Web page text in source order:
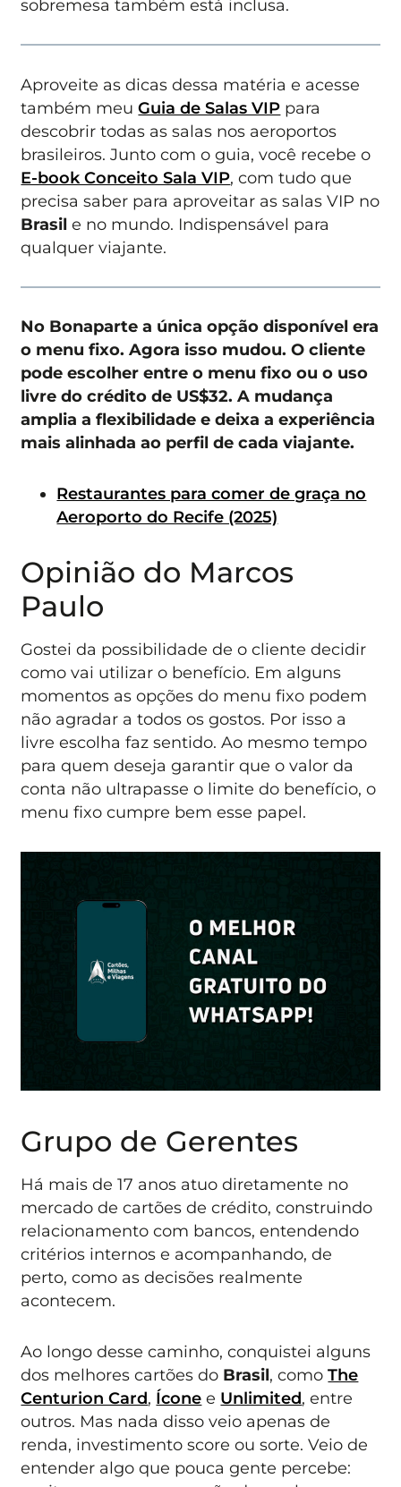
sobremesa também está inclusa.
Aproveite as dicas dessa matéria e acesse
também meuGuia de Salas VIP para
descobrir todas as salas nos aeroportos
brasileiros. Junto com o guia, você recebe o
E-book Conceito Sala VIP, com tudo que
precisa saber para aproveitar as salas VIP no
Brasil e no mundo. Indispensável para
qualquer viajante.
No Bonaparte a única opção disponível era
o menu fixo. Agora isso mudou. O cliente
pode escolher entre o menu fixo ou o uso
livre do crédito de US$32. A mudança
amplia a flexibilidade e deixa a experiência
mais alinhada ao perfil de cada viajante.
Restaurantes para comer de graça no
Aeroporto do Recife (2025)
Opinião do Marcos
Paulo
Gostei da possibilidade de o cliente decidir
como vai utilizar o benefício. Em alguns
momentos as opções do menu fixo podem
não agradar a todos os gostos. Por isso a
livre escolha faz sentido. Ao mesmo tempo
para quem deseja garantir que o valor da
conta não ultrapasse o limite do benefício, o
menu fixo cumpre bem esse papel.
Grupo de Gerentes
Há mais de 17 anos atuo diretamente no
mercado de cartões de crédito, construindo
relacionamento com bancos, entendendo
critérios internos e acompanhando, de
perto, como as decisões realmente
acontecem.
Ao longo desse caminho, conquistei alguns
dos melhores cartões do Brasil, comoThe
Centurion Card, Ícone e Unlimited, entre
outros. Mas nada disso veio apenas de
renda, investimento score ou sorte. Veio de
entender algo que pouca gente percebe: